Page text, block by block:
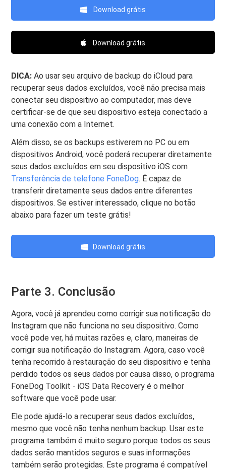
Download grátis
Download grátis
DICA: Ao usar seu arquivo de backup do iCloud para
recuperar seus dados excluídos, você não precisa mais
conectar seu dispositivo ao computador, mas deve
certificar-se de que seu dispositivo esteja conectado a
uma conexão com a Internet.
Além disso, se os backups estiverem no PC ou em
dispositivos Android, você poderá recuperar diretamente
seus dados excluídos em seu dispositivo iOS com
Transferência de telefone FoneDog. É capaz de
transferir diretamente seus dados entre diferentes
dispositivos. Se estiver interessado, clique no botão
abaixo para fazer um teste grátis!
Download grátis
Parte 3. Conclusão
Agora, você já aprendeu como corrigir sua notificação do
Instagram que não funciona no seu dispositivo. Como
você pode ver, há muitas razões e, claro, maneiras de
corrigir sua notificação do Instagram. Agora, caso você
tenha recorrido à restauração do seu dispositivo e tenha
perdido todos os seus dados por causa disso, o programa
FoneDog Toolkit - iOS Data Recovery é o melhor
software que você pode usar.
Ele pode ajudá-lo a recuperar seus dados excluídos,
mesmo que você não tenha nenhum backup. Usar este
programa também é muito seguro porque todos os seus
dados serão mantidos seguros e suas informações
também serão protegidas. Este programa é compatível